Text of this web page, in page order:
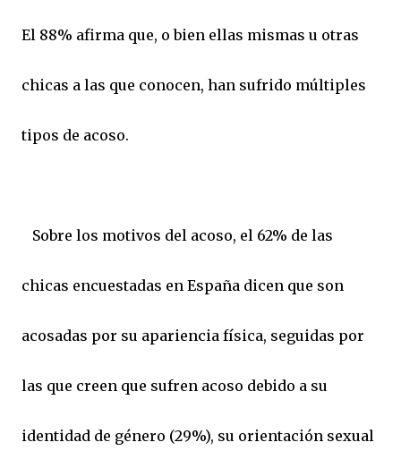
El 88% afirma que, o bien ellas mismas u otras
chicas a las que conocen, han sufrido múltiples
tipos de acoso.
Sobre los motivos del acoso, el 62% de las
chicas encuestadas en España dicen que son
acosadas por su apariencia física, seguidas por
las que creen que sufren acoso debido a su
identidad de género (29%), su orientación sexual